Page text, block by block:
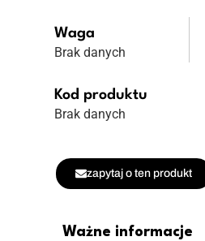
Waga
Brak danych
Kod produktu
Brak danych
zapytaj o ten produkt
Ważne informacje